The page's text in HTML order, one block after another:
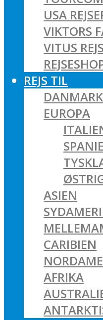
USA
VIKTORS
VITUS
REJS TIL
DANMARK
EUROPA
ASIEN
CARIBIEN
AFRIKA